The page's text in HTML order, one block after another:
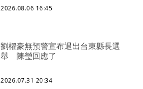
2026.08.06 16:45
劉櫂豪無預警宣布退出台東縣長選
舉 陳瑩回應了
2026.07.31 20:34